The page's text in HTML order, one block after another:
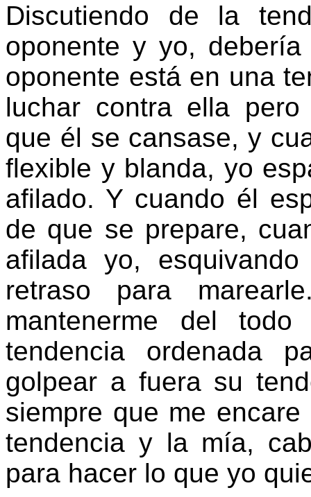
Discutiendo de la
oponente y yo,
oponente está en una
luchar contra ella
que él se cansase, y
flexible y blanda, yo
afilado. Y cuando él
de que se prepare,
afilada yo,
retraso para
mantenerme del
tendencia ordenada
golpear a fuera su
siempre que me
tendencia y la mía,
para hacer lo que yo